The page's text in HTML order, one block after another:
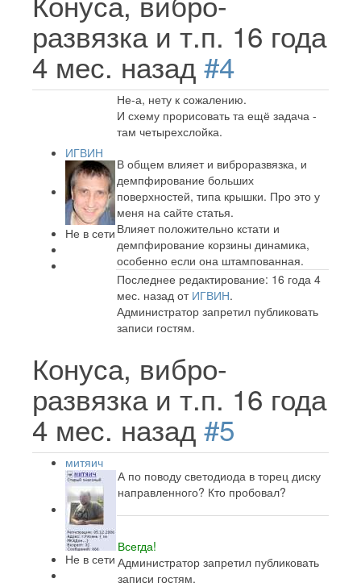
развязка и т.п. 16 года
4 мес. назад #4
ИГВИН
Не в сети
Не-а, нету к сожалению.
И схему прорисовать та ещё задача -
там четырехслойка.
В общем влияет и виброразвязка, и
демпфирование больших
поверхностей, типа крышки. Про это у
меня на сайте статья.
Влияет положительно кстати и
демпфирование корзины динамика,
особенно если она штампованная.
Последнее редактирование: 16 года 4
мес. назад от ИГВИН.
Администратор запретил публиковать
записи гостям.
Конуса, вибро-
развязка и т.п. 16 года
4 мес. назад #5
митяич
Не в сети
А по поводу светодиода в торец диску
направленного? Кто пробовал?
Всегда!
Администратор запретил публиковать
записи гостям.